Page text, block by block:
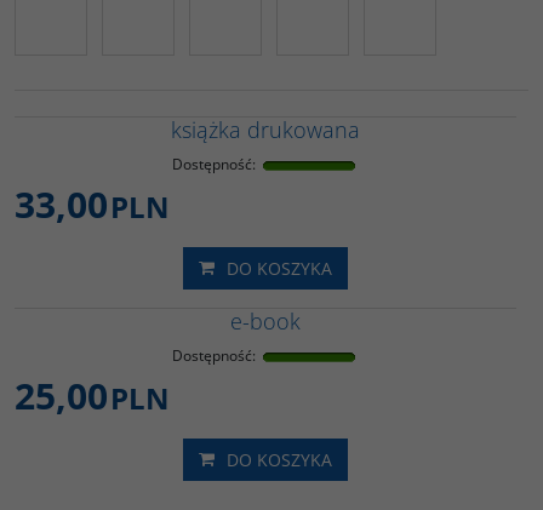
książka drukowana
Dostępność:
33,00PLN
DO KOSZYKA
e-book
Dostępność:
25,00PLN
DO KOSZYKA